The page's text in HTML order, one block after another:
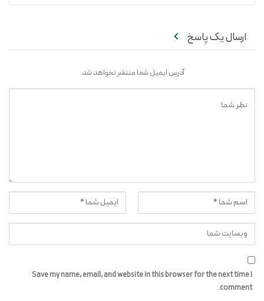
ارسال یک پاسخ
آدرس ایمیل شما منتشر نخواهد شد.
Save my name, email, and website in this browser for the next time I
comment.